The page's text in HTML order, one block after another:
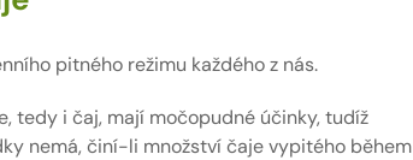
pitného režimu každého z nás.
tedy i čaj, mají močopudné účinky, tudíž
nemá, činí-li množství čaje vypitého během